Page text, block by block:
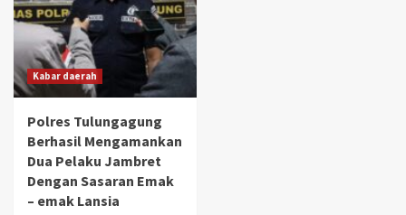
Kabar daerah
Polres Tulungagung
Berhasil Mengamankan
Dua Pelaku Jambret
Dengan Sasaran Emak
– emak Lansia